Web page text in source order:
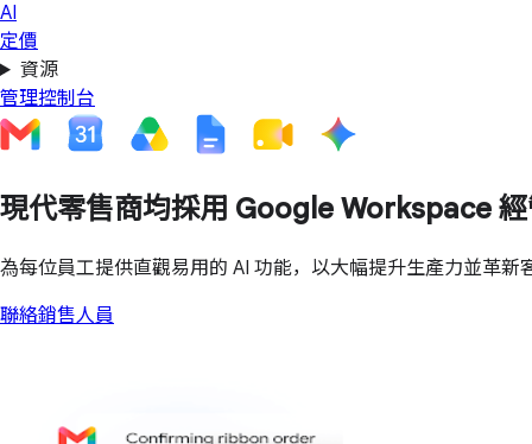
AI
定價
資源
管理控制台
現代零售商均採用 Google Workspace
為每位員工提供直觀易用的 AI 功能，以大幅提升生產力並革新
聯絡銷售人員